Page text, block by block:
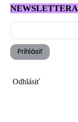
NEWSLETTERA
Prihlásiť
Odhlásiť